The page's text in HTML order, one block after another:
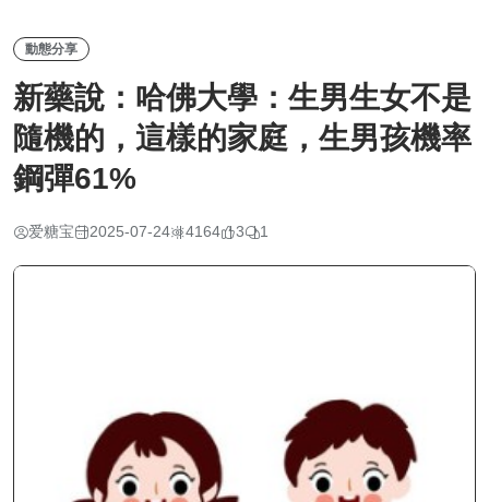
動態分享
新藥說：哈佛大學：生男生女不是
隨機的，這樣的家庭，生男孩機率
鋼彈61%
爱糖宝 2025-07-24 4164 3 1